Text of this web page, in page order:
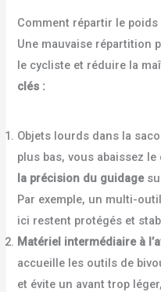
Comment répartir le
Une mauvaise répartition
le cycliste et réduire la
clés :
Objets lourds dans la
plus bas, vous abaissez
la précision du guidage
Par exemple, un multi-
ici restent protégés et
Matériel intermédiaire à
accueille les outils de
et évite un avant trop